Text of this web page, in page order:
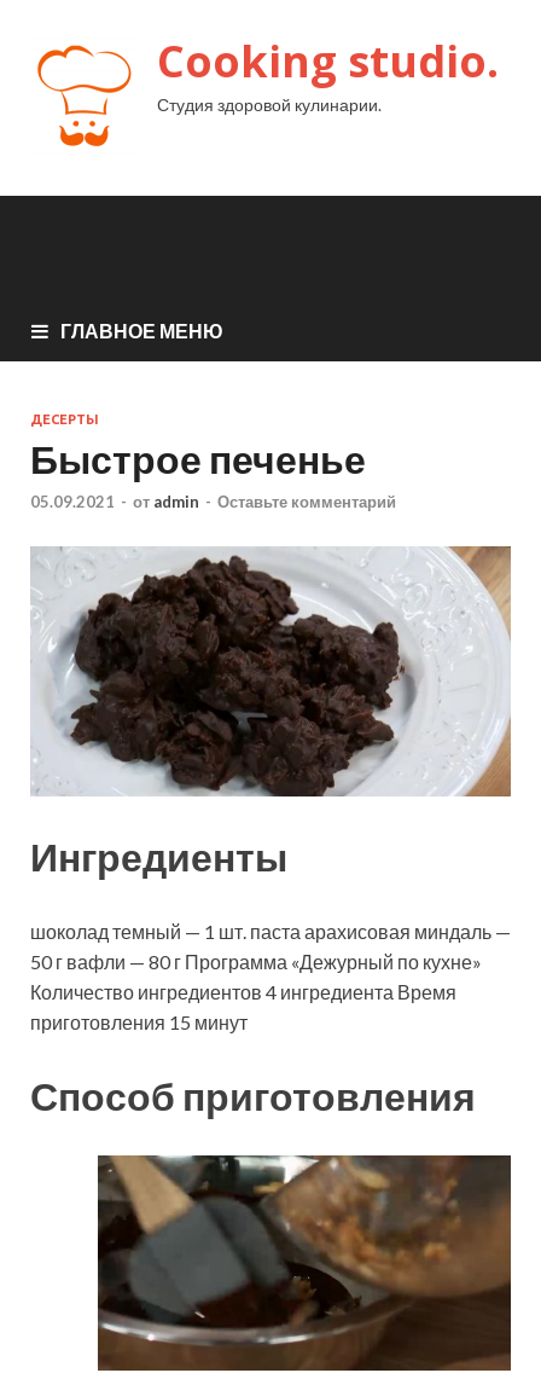
Cooking studio.
Студия здоровой кулинарии.
ГЛАВНОЕ МЕНЮ
ДЕСЕРТЫ
Быстрое печенье
05.09.2021 - от admin - Оставьте комментарий
Ингредиенты
шоколад темный — 1 шт. паста арахисовая миндаль —
50 г вафли — 80 г Программа «Дежурный по кухне»
Количество ингредиентов 4 ингредиента Время
приготовления 15 минут
Способ приготовления